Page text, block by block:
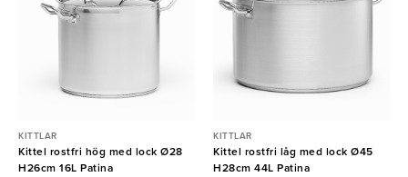
KITTLAR
Kittel rostfri hög med lock Ø28
H26cm 16L Patina
KITTLAR
Kittel rostfri låg med lock Ø45
H28cm 44L Patina